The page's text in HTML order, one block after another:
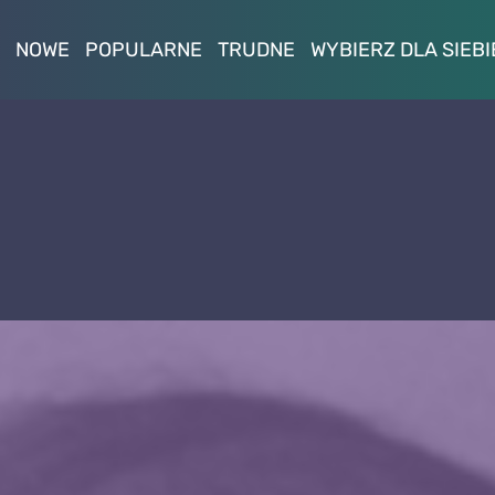
NOWE POPULARNE TRUDNE WYBIERZ DLA